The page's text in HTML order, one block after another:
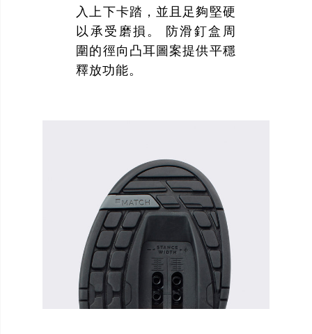
入上下卡踏，並且足夠堅硬
以承受磨損。 防滑釘盒周
圍的徑向凸耳圖案提供平穩
釋放功能。